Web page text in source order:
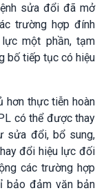
sửa đổi đã mở
trường hợp đính
một phần, tạm
bố tiếp tục có hiệu
hơn thực tiễn hoàn
có thể được thay
sửa đổi, bổ sung,
đổi hiệu lực đối
các trường hợp
bảo đảm văn bản